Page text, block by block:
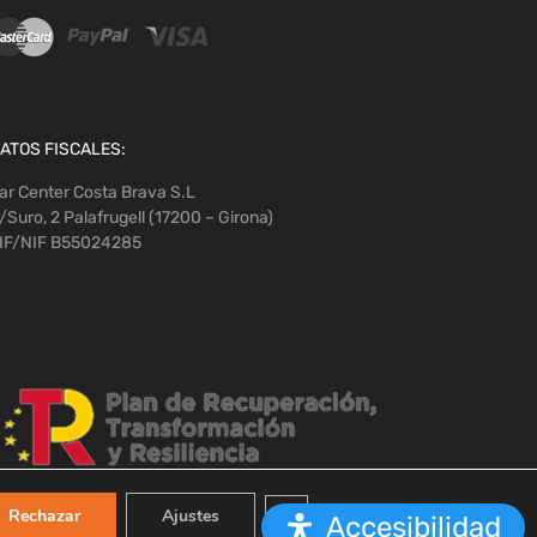
FISCALES:
Center Costa Brava S.L
Suro, 2 Palafrugell (17200 – Girona)
NIF B55024285
Rechazar Ajustes Cerrar el banner de cookies RGPD
Accesibilidad